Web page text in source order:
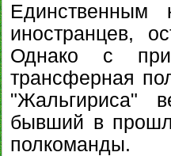
иностранцев,
Однако с
трансферная
"Жальгириса"
бывший в
полкоманды.